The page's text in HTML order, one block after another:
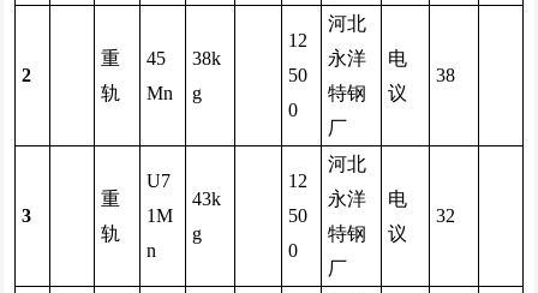
2
重
轨
45
Mn
38k
g
12
50
0
河北
永洋
特钢
厂
电
议
38
3
重
轨
U7
1M
n
43k
g
12
50
0
河北
永洋
特钢
厂
电
议
32